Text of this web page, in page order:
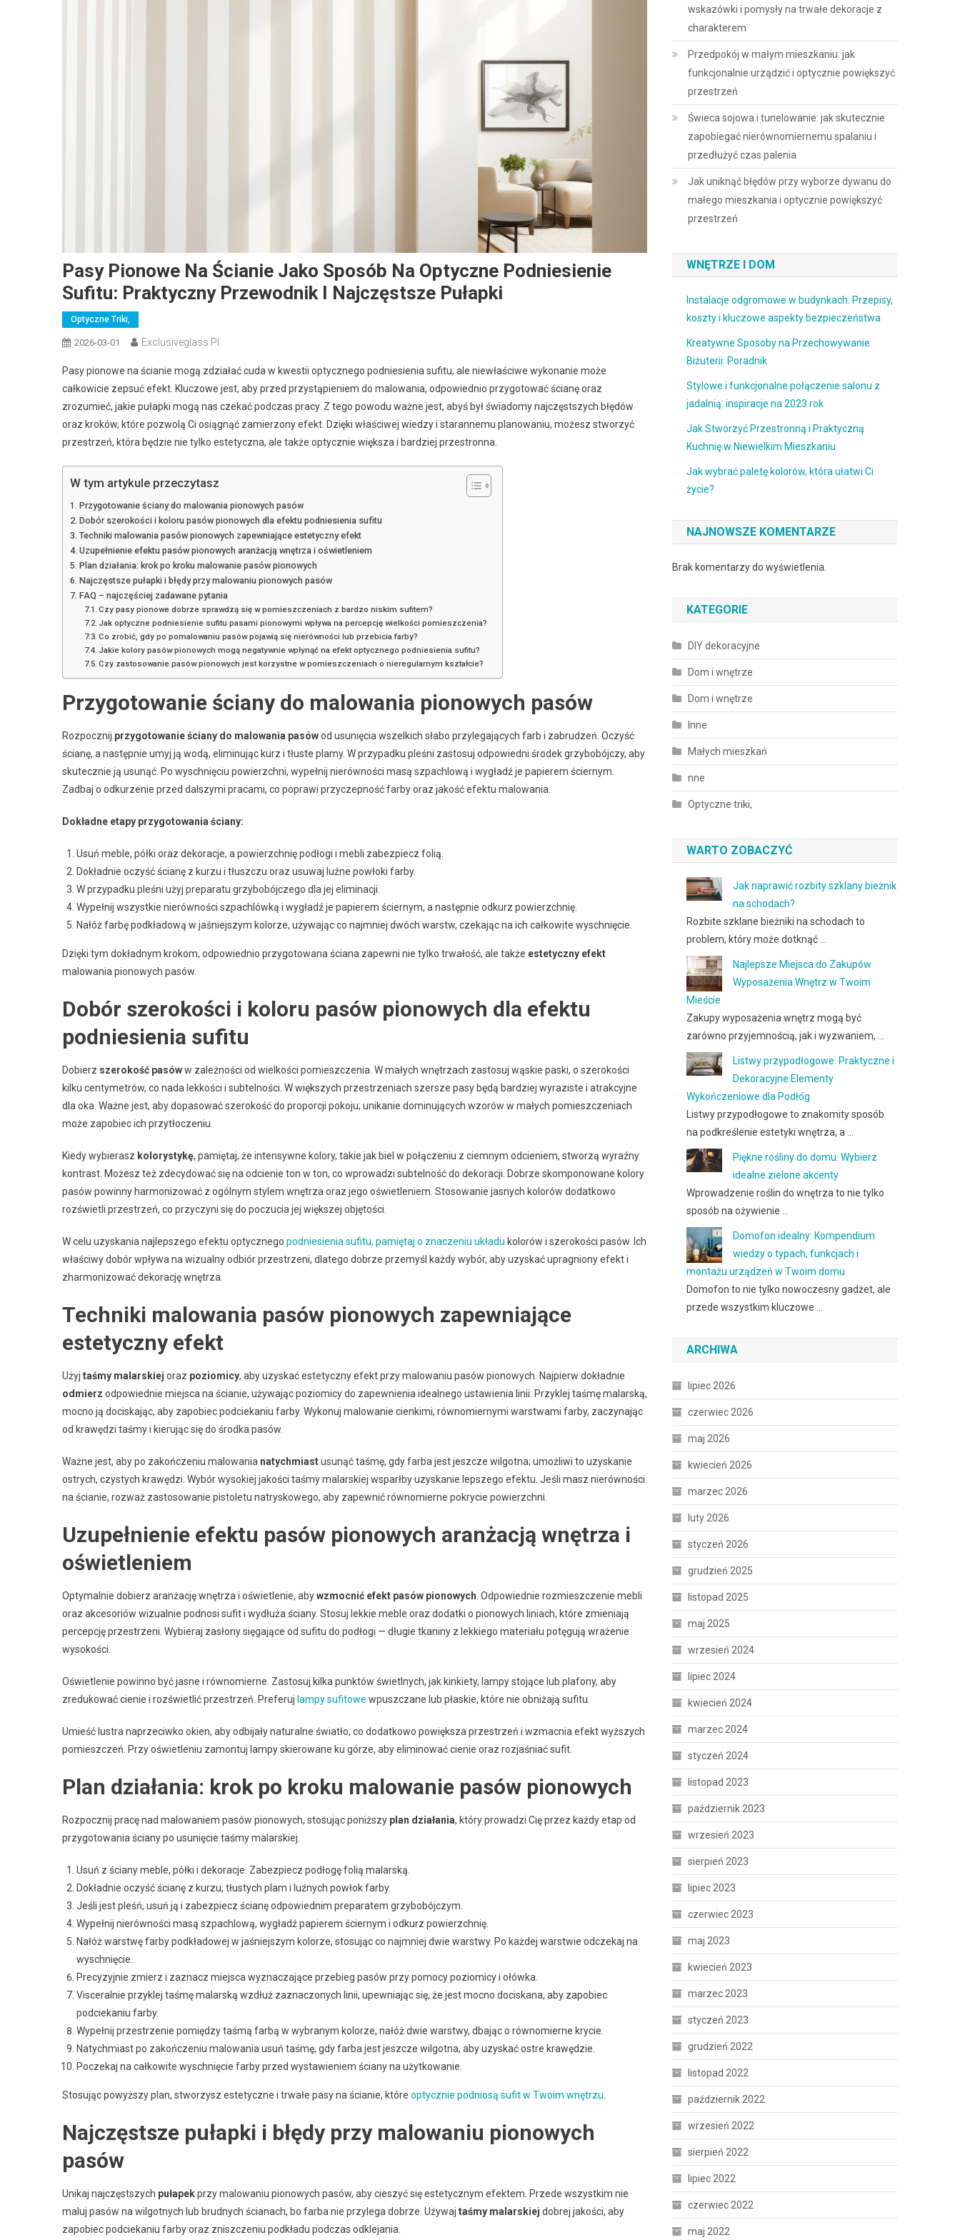
Pasy Pionowe Na Ścianie Jako Sposób Na Optyczne Podniesienie
Sufitu: Praktyczny Przewodnik I Najczęstsze Pułapki
Optyczne Triki,
2026-03-01 Exclusiveglass.pl
Pasy pionowe na ścianie mogą zdziałać cuda w kwestii optycznego podniesienia sufitu, ale niewłaściwe wykonanie może
całkowicie zepsuć efekt. Kluczowe jest, aby przed przystąpieniem do malowania, odpowiednio przygotować ścianę oraz
zrozumieć, jakie pułapki mogą nas czekać podczas pracy. Z tego powodu ważne jest, abyś był świadomy najczęstszych błędów
oraz kroków, które pozwolą Ci osiągnąć zamierzony efekt. Dzięki właściwej wiedzy i starannemu planowaniu, możesz stworzyć
przestrzeń, która będzie nie tylko estetyczna, ale także optycznie większa i bardziej przestronna.
W tym artykule przeczytasz
Przygotowanie ściany do malowania pionowych pasów
Dobór szerokości i koloru pasów pionowych dla efektu podniesienia sufitu
Techniki malowania pasów pionowych zapewniające estetyczny efekt
Uzupełnienie efektu pasów pionowych aranżacją wnętrza i oświetleniem
Plan działania: krok po kroku malowanie pasów pionowych
Najczęstsze pułapki i błędy przy malowaniu pionowych pasów
FAQ – najczęściej zadawane pytania
Czy pasy pionowe dobrze sprawdzą się w pomieszczeniach z bardzo niskim sufitem?
Jak optyczne podniesienie sufitu pasami pionowymi wpływa na percepcję wielkości pomieszczenia?
Co zrobić, gdy po pomalowaniu pasów pojawią się nierówności lub przebicia farby?
Jakie kolory pasów pionowych mogą negatywnie wpłynąć na efekt optycznego podniesienia sufitu?
Czy zastosowanie pasów pionowych jest korzystne w pomieszczeniach o nieregularnym kształcie?
Przygotowanie ściany do malowania pionowych pasów
Rozpocznij przygotowanie ściany do malowania pasówod usunięcia wszelkich słabo przylegających farb i zabrudzeń. Oczyść
ścianę, a następnie umyj ją wodą, eliminując kurz i tłuste plamy. W przypadku pleśni zastosuj odpowiedni środek grzybobójczy, aby
skutecznie ją usunąć. Po wyschnięciu powierzchni, wypełnij nierówności masą szpachlową i wygładź je papierem ściernym.
Zadbaj o odkurzenie przed dalszymi pracami, co poprawi przyczepność farby oraz jakość efektu malowania.
Dokładne etapy przygotowania ściany:
Usuń meble, półki oraz dekoracje, a powierzchnię podłogi i mebli zabezpiecz folią.
Dokładnie oczyść ścianę z kurzu i tłuszczu oraz usuwaj luźne powłoki farby.
W przypadku pleśni użyj preparatu grzybobójczego dla jej eliminacji.
Wypełnij wszystkie nierówności szpachlówką i wygładź je papierem ściernym, a następnie odkurz powierzchnię.
Nałóż farbę podkładową w jaśniejszym kolorze, używając co najmniej dwóch warstw, czekając na ich całkowite wyschnięcie.
Dzięki tym dokładnym krokom, odpowiednio przygotowana ściana zapewni nie tylko trwałość, ale także estetyczny efekt
malowania pionowych pasów.
Dobór szerokości i koloru pasów pionowych dla efektu
podniesienia sufitu
Dobierz szerokość pasóww zależności od wielkości pomieszczenia. W małych wnętrzach zastosuj wąskie paski, o szerokości
kilku centymetrów, co nada lekkości i subtelności. W większych przestrzeniach szersze pasy będą bardziej wyraziste i atrakcyjne
dla oka. Ważne jest, aby dopasować szerokość do proporcji pokoju; unikanie dominujących wzorów w małych pomieszczeniach
może zapobiec ich przytłoczeniu.
Kiedy wybierasz kolorystykę, pamiętaj, że intensywne kolory, takie jak biel w połączeniu z ciemnym odcieniem, stworzą wyraźny
kontrast. Możesz też zdecydować się na odcienie ton w ton, co wprowadzi subtelność do dekoracji. Dobrze skomponowane kolory
pasów powinny harmonizować z ogólnym stylem wnętrza oraz jego oświetleniem. Stosowanie jasnych kolorów dodatkowo
rozświetli przestrzeń, co przyczyni się do poczucia jej większej objętości.
W celu uzyskania najlepszego efektu optycznego podniesienia sufitu, pamiętaj o znaczeniu układu kolorów i szerokości pasów. Ich
właściwy dobór wpływa na wizualny odbiór przestrzeni, dlatego dobrze przemyśl każdy wybór, aby uzyskać upragniony efekt i
zharmonizować dekorację wnętrza.
Techniki malowania pasów pionowych zapewniające
estetyczny efekt
Użyj taśmy malarskiej oraz poziomicy, aby uzyskać estetyczny efekt przy malowaniu pasów pionowych. Najpierw dokładnie
odmierz odpowiednie miejsca na ścianie, używając poziomicy do zapewnienia idealnego ustawienia linii. Przyklej taśmę malarską,
mocno ją dociskając, aby zapobiec podciekaniu farby. Wykonuj malowanie cienkimi, równomiernymi warstwami farby, zaczynając
od krawędzi taśmy i kierując się do środka pasów.
Ważne jest, aby po zakończeniu malowania natychmiastusunąć taśmę, gdy farba jest jeszcze wilgotna; umożliwi to uzyskanie
ostrych, czystych krawędzi. Wybór wysokiej jakości taśmy malarskiej wsparłby uzyskanie lepszego efektu. Jeśli masz nierówności
na ścianie, rozważ zastosowanie pistoletu natryskowego, aby zapewnić równomierne pokrycie powierzchni.
Uzupełnienie efektu pasów pionowych aranżacją wnętrza i
oświetleniem
Optymalnie dobierz aranżację wnętrza i oświetlenie, abywzmocnić efekt pasów pionowych. Odpowiednie rozmieszczenie mebli
oraz akcesoriów wizualnie podnosi sufit i wydłuża ściany. Stosuj lekkie meble oraz dodatki o pionowych liniach, które zmieniają
percepcję przestrzeni. Wybieraj zasłony sięgające od sufitu do podłogi — długie tkaniny z lekkiego materiału potęgują wrażenie
wysokości.
Oświetlenie powinno być jasne i równomierne. Zastosuj kilka punktów świetlnych, jak kinkiety, lampy stojące lub plafony, aby
zredukować cienie i rozświetlić przestrzeń. Preferuj lampy sufitowe wpuszczane lub płaskie, które nie obniżają sufitu.
Umieść lustra naprzeciwko okien, aby odbijały naturalne światło, co dodatkowo powiększa przestrzeń i wzmacnia efekt wyższych
pomieszczeń. Przy oświetleniu zamontuj lampy skierowane ku górze, aby eliminować cienie oraz rozjaśniać sufit.
Plan działania: krok po kroku malowanie pasów pionowych
Rozpocznij pracę nad malowaniem pasów pionowych, stosując poniższy plan działania, który prowadzi Cię przez każdy etap od
przygotowania ściany po usunięcie taśmy malarskiej.
Usuń z ściany meble, półki i dekoracje. Zabezpiecz podłogę folią malarską.
Dokładnie oczyść ścianę z kurzu, tłustych plam i luźnych powłok farby.
Jeśli jest pleśń, usuń ją i zabezpiecz ścianę odpowiednim preparatem grzybobójczym.
Wypełnij nierówności masą szpachlową, wygładź papierem ściernym i odkurz powierzchnię.
Nałóż warstwę farby podkładowej w jaśniejszym kolorze, stosując co najmniej dwie warstwy. Po każdej warstwie odczekaj na
wyschnięcie.
Precyzyjnie zmierz i zaznacz miejsca wyznaczające przebieg pasów przy pomocy poziomicy i ołówka.
Visceralnie przyklej taśmę malarską wzdłuż zaznaczonych linii, upewniając się, że jest mocno dociskana, aby zapobiec
podciekaniu farby.
Wypełnij przestrzenie pomiędzy taśmą farbą w wybranym kolorze, nałóż dwie warstwy, dbając o równomierne krycie.
Natychmiast po zakończeniu malowania usuń taśmę, gdy farba jest jeszcze wilgotna, aby uzyskać ostre krawędzie.
Poczekaj na całkowite wyschnięcie farby przed wystawieniem ściany na użytkowanie.
Stosując powyższy plan, stworzysz estetyczne i trwałe pasy na ścianie, które optycznie podniosą sufit w Twoim wnętrzu.
Najczęstsze pułapki i błędy przy malowaniu pionowych
pasów
Unikaj najczęstszych pułapekprzy malowaniu pionowych pasów, aby cieszyć się estetycznym efektem. Przede wszystkim nie
maluj pasów na wilgotnych lub brudnych ścianach, bo farba nie przylega dobrze. Używaj taśmy malarskiej dobrej jakości, aby
zapobiec podciekaniu farby oraz zniszczeniu podkładu podczas odklejania.
wskazówki i pomysły na trwałe dekoracje z
charakterem
Przedpokój w małym mieszkaniu: jak
funkcjonalnie urządzić i optycznie powiększyć
przestrzeń
Świeca sojowa i tunelowanie: jak skutecznie
zapobiegać nierównomiernemu spalaniu i
przedłużyć czas palenia
Jak uniknąć błędów przy wyborze dywanu do
małego mieszkania i optycznie powiększyć
przestrzeń
WNĘTRZE I DOM
Instalacje odgromowe w budynkach: Przepisy,
koszty i kluczowe aspekty bezpieczeństwa
Kreatywne Sposoby na Przechowywanie
Biżuterii: Poradnik
Stylowe i funkcjonalne połączenie salonu z
jadalnią: inspiracje na 2023 rok
Jak Stworzyć Przestronną i Praktyczną
Kuchnię w Niewielkim Mieszkaniu
Jak wybrać paletę kolorów, która ułatwi Ci
życie?
NAJNOWSZE KOMENTARZE
Brak komentarzy do wyświetlenia.
KATEGORIE
DIY dekoracyjne
Dom i wnętrze
Dom i wnętrze
Inne
Małych mieszkań
nne
Optyczne triki,
WARTO ZOBACZYĆ
Jak naprawić rozbity szklany bieżnik
na schodach?
Rozbite szklane bieżniki na schodach to
problem, który może dotknąć …
Najlepsze Miejsca do Zakupów
Wyposażenia Wnętrz w Twoim
Mieście
Zakupy wyposażenia wnętrz mogą być
zarówno przyjemnością, jak i wyzwaniem, …
Listwy przypodłogowe: Praktyczne i
Dekoracyjne Elementy
Wykończeniowe dla Podłóg
Listwy przypodłogowe to znakomity sposób
na podkreślenie estetyki wnętrza, a …
Piękne rośliny do domu: Wybierz
idealne zielone akcenty
Wprowadzenie roślin do wnętrza to nie tylko
sposób na ożywienie …
Domofon idealny: Kompendium
wiedzy o typach, funkcjach i
montażu urządzeń w Twoim domu
Domofon to nie tylko nowoczesny gadżet, ale
przede wszystkim kluczowe …
ARCHIWA
lipiec 2026
czerwiec 2026
maj 2026
kwiecień 2026
marzec 2026
luty 2026
styczeń 2026
grudzień 2025
listopad 2025
maj 2025
wrzesień 2024
lipiec 2024
kwiecień 2024
marzec 2024
styczeń 2024
listopad 2023
październik 2023
wrzesień 2023
sierpień 2023
lipiec 2023
czerwiec 2023
maj 2023
kwiecień 2023
marzec 2023
styczeń 2023
grudzień 2022
listopad 2022
październik 2022
wrzesień 2022
sierpień 2022
lipiec 2022
czerwiec 2022
maj 2022